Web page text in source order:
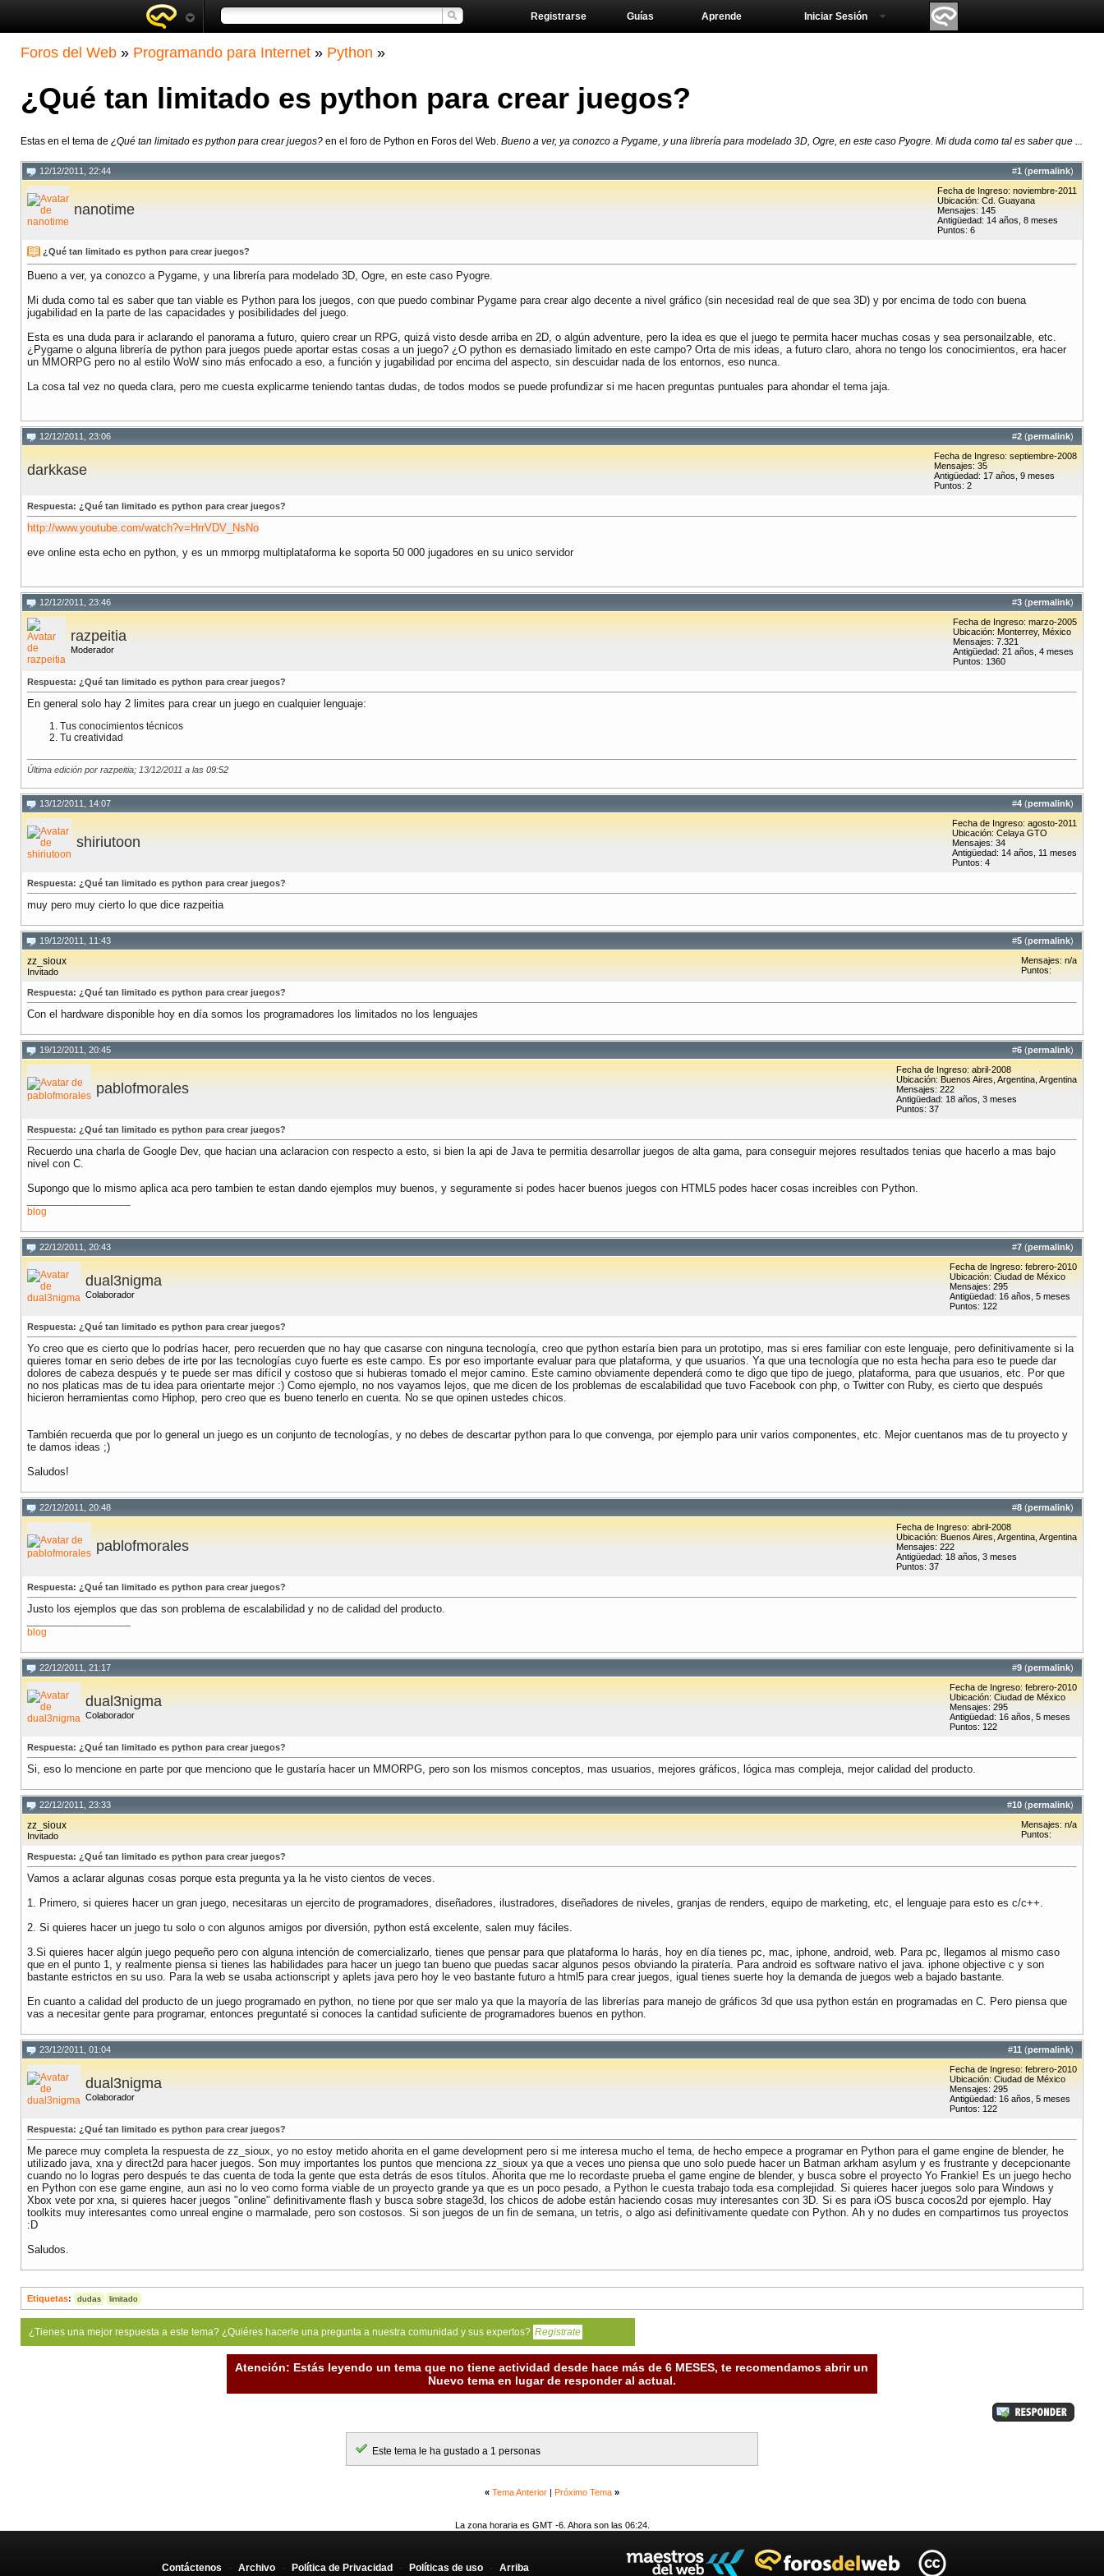
Aprende
Guías
Registrarse Iniciar Sesión
Foros del Web » Programando para Internet » Python »
¿Qué tan limitado es python para crear juegos?
Estas en el tema de ¿Qué tan limitado es python para crear juegos? en el foro de Python en Foros del Web. Bueno a ver, ya conozco a Pygame, y una librería para modelado 3D, Ogre, en este caso Pyogre. Mi duda como tal es saber que ...
#1 (permalink)
12/12/2011, 22:44
nanotime
Fecha de Ingreso: noviembre-2011
Ubicación: Cd. Guayana
Mensajes: 145
Antigüedad: 14 años, 8 meses
Puntos: 6
¿Qué tan limitado es python para crear juegos?
Bueno a ver, ya conozco a Pygame, y una librería para modelado 3D, Ogre, en este caso Pyogre.
Mi duda como tal es saber que tan viable es Python para los juegos, con que puedo combinar Pygame para crear algo decente a nivel gráfico (sin necesidad real de que sea 3D) y por encima de todo con buena
jugabilidad en la parte de las capacidades y posibilidades del juego.
Esta es una duda para ir aclarando el panorama a futuro, quiero crear un RPG, quizá visto desde arriba en 2D, o algún adventure, pero la idea es que el juego te permita hacer muchas cosas y sea personailzable, etc.
¿Pygame o alguna librería de python para juegos puede aportar estas cosas a un juego? ¿O python es demasiado limitado en este campo? Orta de mis ideas, a futuro claro, ahora no tengo los conocimientos, era hacer
un MMORPG pero no al estilo WoW sino más enfocado a eso, a función y jugabilidad por encima del aspecto, sin descuidar nada de los entornos, eso nunca.
La cosa tal vez no queda clara, pero me cuesta explicarme teniendo tantas dudas, de todos modos se puede profundizar si me hacen preguntas puntuales para ahondar el tema jaja.
#2 (permalink)
12/12/2011, 23:06
darkkase
Fecha de Ingreso: septiembre-2008
Mensajes: 35
Antigüedad: 17 años, 9 meses
Puntos: 2
Respuesta: ¿Qué tan limitado es python para crear juegos?
http://www.youtube.com/watch?v=HrrVDV_NsNo
eve online esta echo en python, y es un mmorpg multiplataforma ke soporta 50 000 jugadores en su unico servidor
#3 (permalink)
12/12/2011, 23:46
razpeitia
Moderador
Fecha de Ingreso: marzo-2005
Ubicación: Monterrey, México
Mensajes: 7.321
Antigüedad: 21 años, 4 meses
Puntos: 1360
Respuesta: ¿Qué tan limitado es python para crear juegos?
En general solo hay 2 limites para crear un juego en cualquier lenguaje:
Tus conocimientos técnicos
Tu creatividad
Última edición por razpeitia; 13/12/2011 a las 09:52
#4 (permalink)
13/12/2011, 14:07
shiriutoon
Fecha de Ingreso: agosto-2011
Ubicación: Celaya GTO
Mensajes: 34
Antigüedad: 14 años, 11 meses
Puntos: 4
Respuesta: ¿Qué tan limitado es python para crear juegos?
muy pero muy cierto lo que dice razpeitia
#5 (permalink)
19/12/2011, 11:43
zz_sioux
Invitado
Mensajes: n/a
Puntos:
Respuesta: ¿Qué tan limitado es python para crear juegos?
Con el hardware disponible hoy en día somos los programadores los limitados no los lenguajes
#6 (permalink)
19/12/2011, 20:45
pablofmorales
Fecha de Ingreso: abril-2008
Ubicación: Buenos Aires, Argentina, Argentina
Mensajes: 222
Antigüedad: 18 años, 3 meses
Puntos: 37
Respuesta: ¿Qué tan limitado es python para crear juegos?
Recuerdo una charla de Google Dev, que hacian una aclaracion con respecto a esto, si bien la api de Java te permitia desarrollar juegos de alta gama, para conseguir mejores resultados tenias que hacerlo a mas bajo
nivel con C.
Supongo que lo mismo aplica aca pero tambien te estan dando ejemplos muy buenos, y seguramente si podes hacer buenos juegos con HTML5 podes hacer cosas increibles con Python.
blog
#7 (permalink)
22/12/2011, 20:43
dual3nigma
Colaborador
Fecha de Ingreso: febrero-2010
Ubicación: Ciudad de México
Mensajes: 295
Antigüedad: 16 años, 5 meses
Puntos: 122
Respuesta: ¿Qué tan limitado es python para crear juegos?
Yo creo que es cierto que lo podrías hacer, pero recuerden que no hay que casarse con ninguna tecnología, creo que python estaría bien para un prototipo, mas si eres familiar con este lenguaje, pero definitivamente si la
quieres tomar en serio debes de irte por las tecnologías cuyo fuerte es este campo. Es por eso importante evaluar para que plataforma, y que usuarios. Ya que una tecnología que no esta hecha para eso te puede dar
dolores de cabeza después y te puede ser mas difícil y costoso que si hubieras tomado el mejor camino. Este camino obviamente dependerá como te digo que tipo de juego, plataforma, para que usuarios, etc. Por que
no nos platicas mas de tu idea para orientarte mejor :) Como ejemplo, no nos vayamos lejos, que me dicen de los problemas de escalabilidad que tuvo Facebook con php, o Twitter con Ruby, es cierto que después
hicieron herramientas como Hiphop, pero creo que es bueno tenerlo en cuenta. No se que opinen ustedes chicos.
También recuerda que por lo general un juego es un conjunto de tecnologías, y no debes de descartar python para lo que convenga, por ejemplo para unir varios componentes, etc. Mejor cuentanos mas de tu proyecto y
te damos ideas ;)
Saludos!
#8 (permalink)
22/12/2011, 20:48
pablofmorales
Fecha de Ingreso: abril-2008
Ubicación: Buenos Aires, Argentina, Argentina
Mensajes: 222
Antigüedad: 18 años, 3 meses
Puntos: 37
Respuesta: ¿Qué tan limitado es python para crear juegos?
Justo los ejemplos que das son problema de escalabilidad y no de calidad del producto.
blog
#9 (permalink)
22/12/2011, 21:17
dual3nigma
Colaborador
Fecha de Ingreso: febrero-2010
Ubicación: Ciudad de México
Mensajes: 295
Antigüedad: 16 años, 5 meses
Puntos: 122
Respuesta: ¿Qué tan limitado es python para crear juegos?
Si, eso lo mencione en parte por que menciono que le gustaría hacer un MMORPG, pero son los mismos conceptos, mas usuarios, mejores gráficos, lógica mas compleja, mejor calidad del producto.
#10 (permalink)
22/12/2011, 23:33
zz_sioux
Invitado
Mensajes: n/a
Puntos:
Respuesta: ¿Qué tan limitado es python para crear juegos?
Vamos a aclarar algunas cosas porque esta pregunta ya la he visto cientos de veces.
1. Primero, si quieres hacer un gran juego, necesitaras un ejercito de programadores, diseñadores, ilustradores, diseñadores de niveles, granjas de renders, equipo de marketing, etc, el lenguaje para esto es c/c++.
2. Si quieres hacer un juego tu solo o con algunos amigos por diversión, python está excelente, salen muy fáciles.
3.Si quieres hacer algún juego pequeño pero con alguna intención de comercializarlo, tienes que pensar para que plataforma lo harás, hoy en día tienes pc, mac, iphone, android, web. Para pc, llegamos al mismo caso
que en el punto 1, y realmente piensa si tienes las habilidades para hacer un juego tan bueno que puedas sacar algunos pesos obviando la piratería. Para android es software nativo el java. iphone objective c y son
bastante estrictos en su uso. Para la web se usaba actionscript y aplets java pero hoy le veo bastante futuro a html5 para crear juegos, igual tienes suerte hoy la demanda de juegos web a bajado bastante.
En cuanto a calidad del producto de un juego programado en python, no tiene por que ser malo ya que la mayoría de las librerías para manejo de gráficos 3d que usa python están en programadas en C. Pero piensa que
vas a necesitar gente para programar, entonces preguntaté si conoces la cantidad suficiente de programadores buenos en python.
#11 (permalink)
23/12/2011, 01:04
dual3nigma
Colaborador
Fecha de Ingreso: febrero-2010
Ubicación: Ciudad de México
Mensajes: 295
Antigüedad: 16 años, 5 meses
Puntos: 122
Respuesta: ¿Qué tan limitado es python para crear juegos?
Me parece muy completa la respuesta de zz_sioux, yo no estoy metido ahorita en el game development pero si me interesa mucho el tema, de hecho empece a programar en Python para el game engine de blender, he
utilizado java, xna y direct2d para hacer juegos. Son muy importantes los puntos que menciona zz_sioux ya que a veces uno piensa que uno solo puede hacer un Batman arkham asylum y es frustrante y decepcionante
cuando no lo logras pero después te das cuenta de toda la gente que esta detrás de esos títulos. Ahorita que me lo recordaste prueba el game engine de blender, y busca sobre el proyecto Yo Frankie! Es un juego hecho
en Python con ese game engine, aun asi no lo veo como forma viable de un proyecto grande ya que es un poco pesado, a Python le cuesta trabajo toda esa complejidad. Si quieres hacer juegos solo para Windows y
Xbox vete por xna, si quieres hacer juegos "online" definitivamente flash y busca sobre stage3d, los chicos de adobe están haciendo cosas muy interesantes con 3D. Si es para iOS busca cocos2d por ejemplo. Hay
toolkits muy interesantes como unreal engine o marmalade, pero son costosos. Si son juegos de un fin de semana, un tetris, o algo asi definitivamente quedate con Python. Ah y no dudes en compartirnos tus proyectos
:D
Saludos.
Etiquetas: dudas limitado
¿Tienes una mejor respuesta a este tema? ¿Quiéres hacerle una pregunta a nuestra comunidad y sus expertos? Registrate
Atención: Estás leyendo un tema que no tiene actividad desde hace más de 6 MESES, te recomendamos abrir un
Nuevo tema en lugar de responder al actual.
Este tema le ha gustado a 1 personas
« Tema Anterior Próximo Tema »
La zona horaria es GMT -6. Ahora son las 06:24.
Contáctenos - Archivo - Política de Privacidad - Políticas de uso - Arriba